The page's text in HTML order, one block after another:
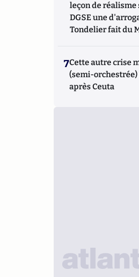
leçon de réalisme
DGSE une
Tondelier fait du
7Cette autre crise
(semi-
après Ceuta